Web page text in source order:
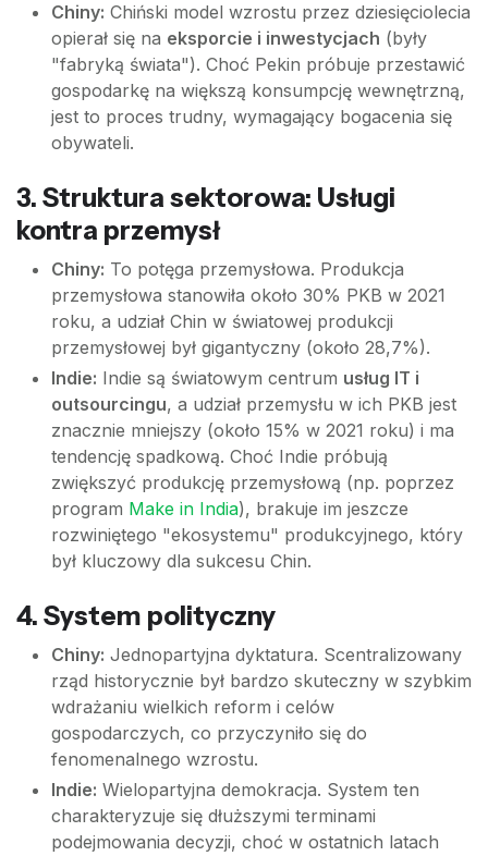
Chiny: Chiński model wzrostu przez dziesięciolecia
opierał się na eksporcie i inwestycjach (były
"fabryką świata"). Choć Pekin próbuje przestawić
gospodarkę na większą konsumpcję wewnętrzną,
jest to proces trudny, wymagający bogacenia się
obywateli.
3. Struktura sektorowa: Usługi
kontra przemysł
Chiny: To potęga przemysłowa. Produkcja
przemysłowa stanowiła około 30% PKB w 2021
roku, a udział Chin w światowej produkcji
przemysłowej był gigantyczny (około 28,7%).
Indie: Indie są światowym centrum usług IT i
outsourcingu, a udział przemysłu w ich PKB jest
znacznie mniejszy (około 15% w 2021 roku) i ma
tendencję spadkową. Choć Indie próbują
zwiększyć produkcję przemysłową (np. poprzez
program Make in India), brakuje im jeszcze
rozwiniętego "ekosystemu" produkcyjnego, który
był kluczowy dla sukcesu Chin.
4. System polityczny
Chiny: Jednopartyjna dyktatura. Scentralizowany
rząd historycznie był bardzo skuteczny w szybkim
wdrażaniu wielkich reform i celów
gospodarczych, co przyczyniło się do
fenomenalnego wzrostu.
Indie: Wielopartyjna demokracja. System ten
charakteryzuje się dłuższymi terminami
podejmowania decyzji, choć w ostatnich latach